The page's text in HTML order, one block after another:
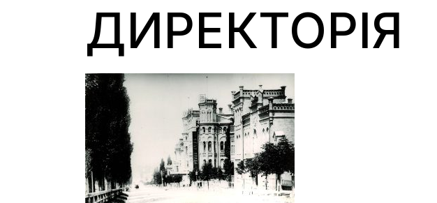
Такі середні віки
Ранній модерн
Новітні історії
Концерти
ДИРЕКТОРІЯ